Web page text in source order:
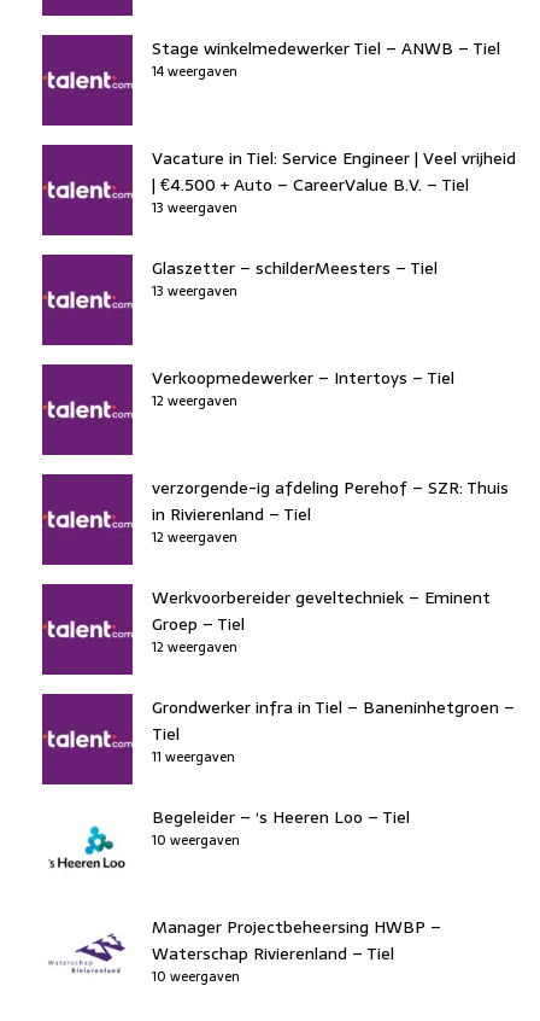
Stage winkelmedewerker Tiel – ANWB – Tiel
14 weergaven
Vacature in Tiel: Service Engineer | Veel vrijheid
| €4.500 + Auto – CareerValue B.V. – Tiel
13 weergaven
Glaszetter – schilderMeesters – Tiel
13 weergaven
Verkoopmedewerker – Intertoys – Tiel
12 weergaven
verzorgende-ig afdeling Perehof – SZR: Thuis
in Rivierenland – Tiel
12 weergaven
Werkvoorbereider geveltechniek – Eminent
Groep – Tiel
12 weergaven
Grondwerker infra in Tiel – Baneninhetgroen –
Tiel
11 weergaven
Begeleider – ‘s Heeren Loo – Tiel
10 weergaven
Manager Projectbeheersing HWBP –
Waterschap Rivierenland – Tiel
10 weergaven